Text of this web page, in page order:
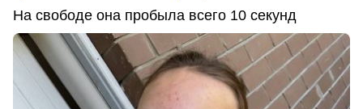
На свободе она пробыла всего 10 секунд